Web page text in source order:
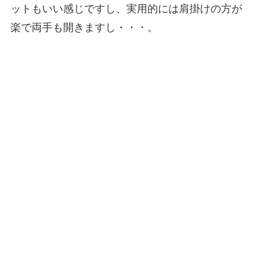
ットもいい感じですし、実用的には肩掛けの方が
楽で両手も開きますし・・・。